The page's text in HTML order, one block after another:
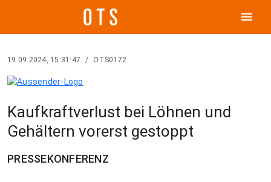
menu
19.09.2024, 15:31:47 / OTS0172
Kaufkraftverlust bei Löhnen und
Gehältern vorerst gestoppt
PRESSEKONFERENZ